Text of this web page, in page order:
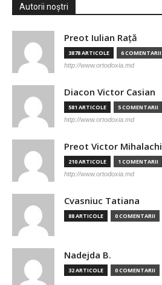
Autorii noștri
Preot Iulian Raţă
3878 ARTICOLE 6 COMENTARII
http://www.ortodoxia.md
Diacon Victor Casian
581 ARTICOLE 5 COMENTARII
http://www.ortodoxia.md
Preot Victor Mihalachi
210 ARTICOLE 1 COMENTARII
http://www.ortodoxia.md
Cvasniuc Tatiana
88 ARTICOLE 0 COMENTARII
Nadejda B.
32 ARTICOLE 0 COMENTARII